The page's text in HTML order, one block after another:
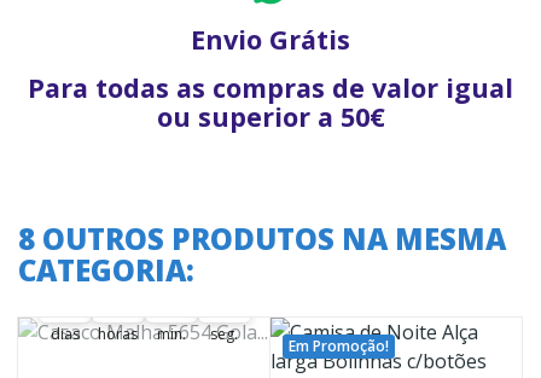
Envio Grátis
Para todas as compras de valor igual
ou superior a 50€
8 OUTROS PRODUTOS NA MESMA
CATEGORIA:
A oferta termina em:
36
36
00
dias
23
23
00
horas
09
09
00
min. seg.
Em Promoção!